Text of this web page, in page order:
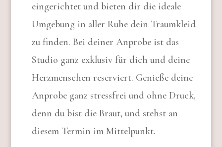
eingerichtet und bieten dir die ideale
Umgebung in aller Ruhe dein Traumkleid
zu finden. Bei deiner Anprobe ist das
Studio ganz exklusiv für dich und deine
Herzmenschen reserviert. Genieße deine
Anprobe ganz stressfrei und ohne Druck,
denn du bist die Braut, und stehst an
diesem Termin im Mittelpunkt.